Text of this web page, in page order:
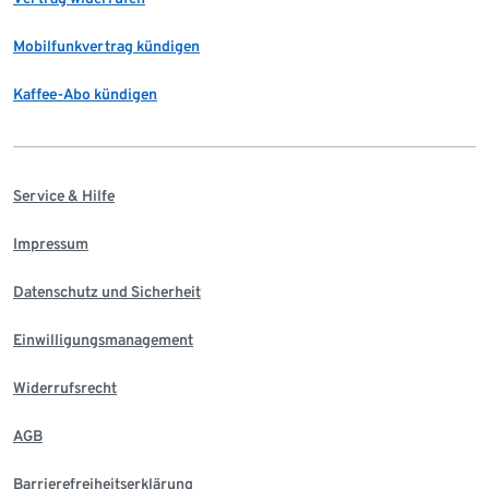
Mobilfunkvertrag kündigen
Kaffee-Abo kündigen
Service & Hilfe
Impressum
Datenschutz und Sicherheit
Einwilligungsmanagement
Widerrufsrecht
AGB
Barrierefreiheitserklärung